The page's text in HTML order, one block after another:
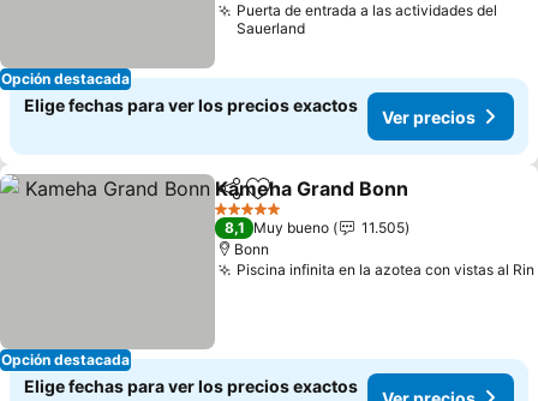
Opción destacada
Puerta de entrada a las actividades del
Sauerland
Elige fechas para ver los precios exactos
Ver precios
Opción destacada
CompartirAgregar a favoritos
Kameha Grand Bonn
5 Estrellas
8,1 Muy bueno
11.505
Bonn
Piscina infinita en la azotea con vistas al Rin
Elige fechas para ver los precios exactos